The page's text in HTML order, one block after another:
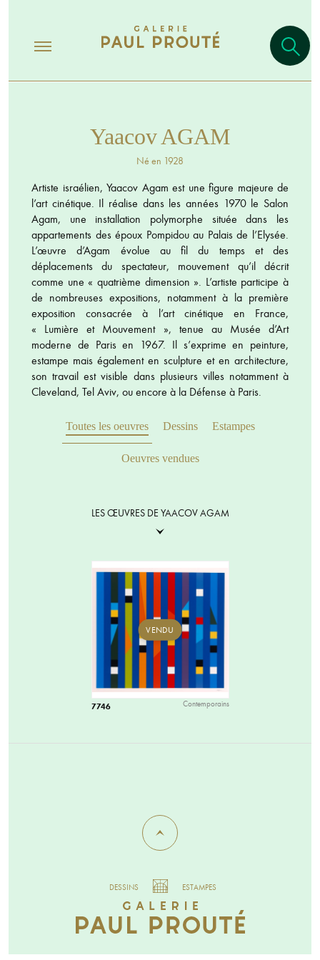
Yaacov AGAM
Né en 1928
Artiste israélien, Yaacov Agam est une figure majeure de
l’art cinétique. Il réalise dans les années 1970 le Salon
Agam, une installation polymorphe située dans les
appartements des époux Pompidou au Palais de l’Elysée.
L’œuvre d’Agam évolue au fil du temps et des
déplacements du spectateur, mouvement qu’il décrit
comme une « quatrième dimension ». L’artiste participe à
de nombreuses expositions, notamment à la première
exposition consacrée à l’art cinétique en France,
« Lumière et Mouvement », tenue au Musée d’Art
moderne de Paris en 1967. Il s’exprime en peinture,
estampe mais également en sculpture et en architecture,
son travail est visible dans plusieurs villes notamment à
Cleveland, Tel Aviv, ou encore à la Défense à Paris.
Toutes les oeuvres Dessins Estampes
Oeuvres vendues
LES ŒUVRES DE YAACOV AGAM
VENDU
7746 Contemporains
DESSINS ESTAMPES